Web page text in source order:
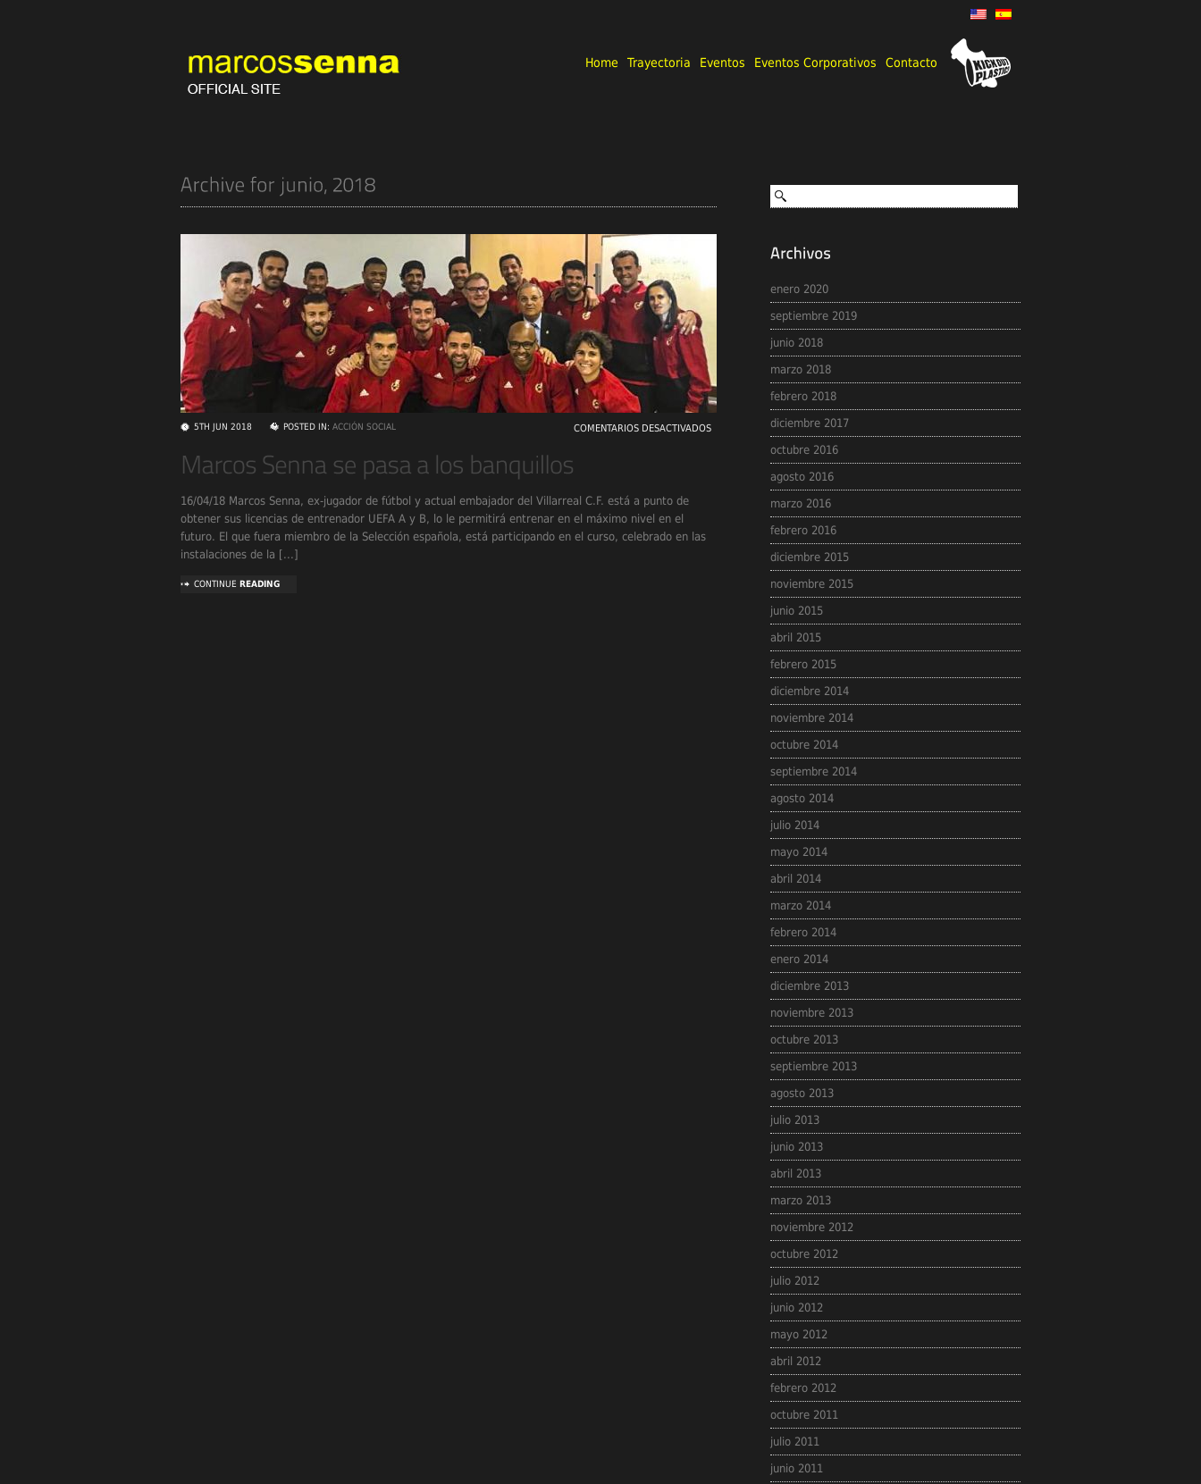
Home Trayectoria Eventos Eventos Corporativos Contacto
enero 2020
septiembre 2019
junio 2018
marzo 2018
febrero 2018
diciembre 2017
octubre 2016
agosto 2016
marzo 2016
febrero 2016
diciembre 2015
noviembre 2015
junio 2015
abril 2015
febrero 2015
diciembre 2014
noviembre 2014
octubre 2014
septiembre 2014
agosto 2014
julio 2014
mayo 2014
abril 2014
marzo 2014
febrero 2014
enero 2014
diciembre 2013
noviembre 2013
octubre 2013
septiembre 2013
agosto 2013
julio 2013
junio 2013
abril 2013
marzo 2013
noviembre 2012
octubre 2012
julio 2012
junio 2012
mayo 2012
abril 2012
febrero 2012
octubre 2011
julio 2011
junio 2011
5TH JUN 2018 POSTED IN: ACCIÓN SOCIAL COMENTARIOS DESACTIVADOS
16/04/18 Marcos Senna, ex-jugador de fútbol y actual embajador del Villarreal C.F. está a punto de
obtener sus licencias de entrenador UEFA A y B, lo le permitirá entrenar en el máximo nivel en el
futuro. El que fuera miembro de la Selección española, está participando en el curso, celebrado en las
instalaciones de la [...]
CONTINUE READING